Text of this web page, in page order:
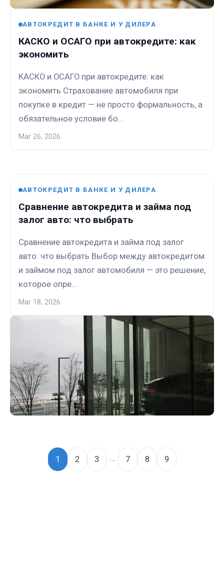
АВТОКРЕДИТ В БАНКЕ И У ДИЛЕРА
КАСКО и ОСАГО при автокредите: как
экономить
КАСКО и ОСАГО при автокредите: как
экономить Страхование автомобиля при
покупке в кредит — не просто формальность, а
обязательное условие бо…
Mar 26, 2026
АВТОКРЕДИТ В БАНКЕ И У ДИЛЕРА
Сравнение автокредита и займа под
залог авто: что выбрать
Сравнение автокредита и займа под залог
авто: что выбрать Выбор между автокредитом
и займом под залог автомобиля — это решение,
которое опре…
Mar 18, 2026
1 2 3 … 7 8 9